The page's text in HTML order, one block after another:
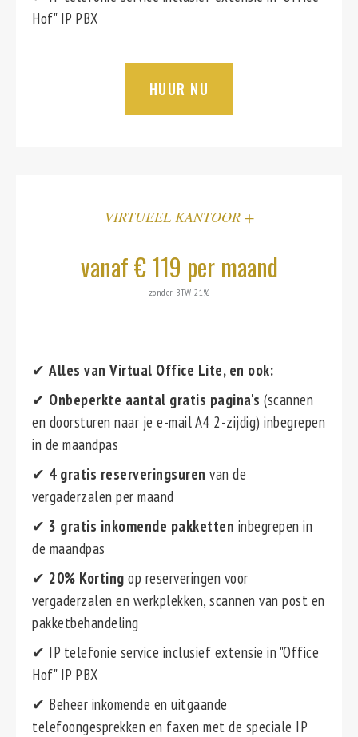
Hof" IP PBX
HUUR NU
VIRTUEEL KANTOOR +
vanaf € 119 per maand
zonder BTW 21%
✔ Alles van Virtual Office Lite, en ook:
✔ Onbeperkte aantal gratis pagina's (scannen
en doorsturen naar je e-mail A4 2-zijdig) inbegrepen
in de maandpas
✔ 4 gratis reserveringsuren van de
vergaderzalen per maand
✔ 3 gratis inkomende pakketten inbegrepen in
de maandpas
✔ 20% Korting op reserveringen voor
vergaderzalen en werkplekken, scannen van post en
pakketbehandeling
✔ IP telefonie service inclusief extensie in "Office
Hof" IP PBX
✔ Beheer inkomende en uitgaande
telefoongesprekken en faxen met de speciale IP